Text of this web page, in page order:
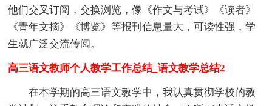
他们交叉订阅，交换浏览，像《作文与考试》《读者》
《青年文摘》《博览》等报刊信息量大，可读性强，学
生就广泛交流传阅。
高三语文教师个人教学工作总结_语文教学总结2
在本学期的高三语文教学中，我认真贯彻学校的教